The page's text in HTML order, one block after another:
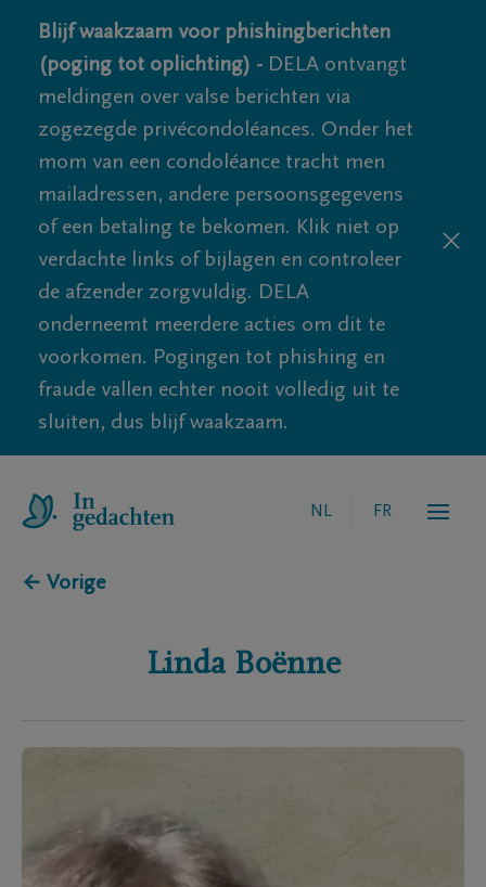
Blijf waakzaam voor phishingberichten
(poging tot oplichting) - DELA ontvangt
meldingen over valse berichten via
zogezegde privécondoléances. Onder het
mom van een condoléance tracht men
mailadressen, andere persoonsgegevens
of een betaling te bekomen. Klik niet op
verdachte links of bijlagen en controleer
de afzender zorgvuldig. DELA
onderneemt meerdere acties om dit te
voorkomen. Pogingen tot phishing en
fraude vallen echter nooit volledig uit te
sluiten, dus blijf waakzaam.
NL FR
← Vorige
Linda Boënne